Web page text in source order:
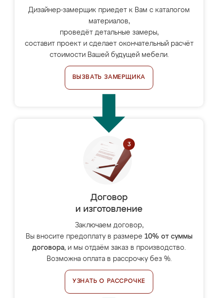
Дизайнер-замерщик приедет к Вам с каталогом
материалов,
проведёт детальные замеры,
составит проект и сделает окончательный расчёт
стоимости Вашей будущей мебели.
ВЫЗВАТЬ ЗАМЕРЩИКА
Договор
и изготовление
Заключаем договор,
Вы вносите предоплату в размере 10% от суммы
договора, и мы отдаём заказ в производство.
Возможна оплата в рассрочку без %.
УЗНАТЬ О РАССРОЧКЕ